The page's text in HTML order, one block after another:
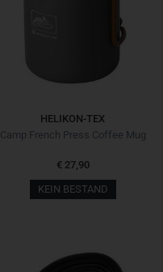
HELIKON-TEX
Camp French Press Coffee Mug
€ 27,90
KEIN BESTAND